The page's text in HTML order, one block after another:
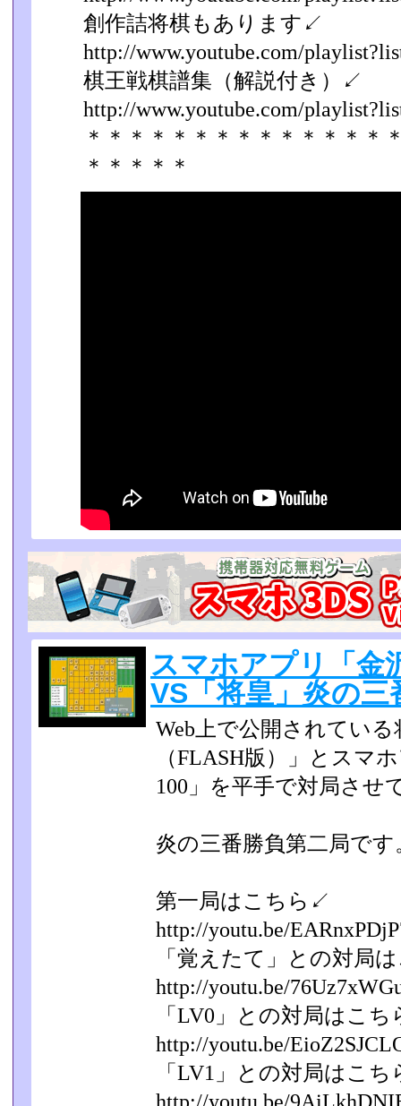
創作詰将棋もあります↙
http://www.youtube.com/
棋王戦棋譜集（解説付き）↙
http://www.youtube.com/
＊＊＊＊＊＊＊＊＊＊＊＊＊＊
＊＊＊＊＊
スマホアプリ「金
VS「将皇」炎の三
Web上で公開されてい
（FLASH版）」とスマ
100」を平手で対局させ
炎の三番勝負第二局です
第一局はこちら↙
http://youtu.be/
「覚えたて」との対局
http://youtu.be/
「LV0」との対局はこ
http://youtu.be/
「LV1」との対局はこ